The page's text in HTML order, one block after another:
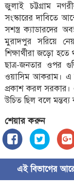
জুলাই চট্টগ্রাম
সংস্কারের দাবিতে
সশস্ত্র ক্যাডারদের
মুরাদপুর সরিয়ে
শিক্ষার্থীরা জড়ো
ছাত্র-জনতার ওপর
ওয়াসিম আকরাম। এ
প্রকাশ করল সরকার।
উচিত ছিল বলে
শেয়ার করুন
এই বিভাগের